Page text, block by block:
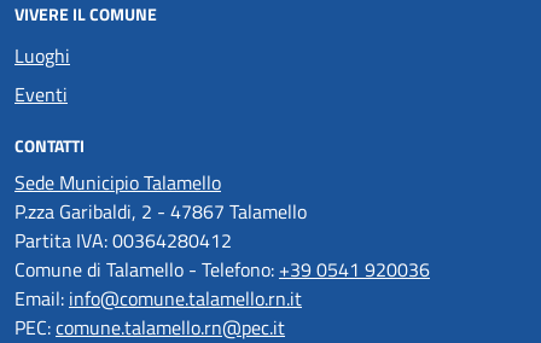
VIVERE IL COMUNE
Luoghi
Eventi
CONTATTI
Sede Municipio Talamello
P.zza Garibaldi, 2 - 47867 Talamello
Partita IVA: 00364280412
Comune di Talamello - Telefono: +39 0541 920036
Email: info@comune.talamello.rn.it
PEC:comune.talamello.rn@pec.it